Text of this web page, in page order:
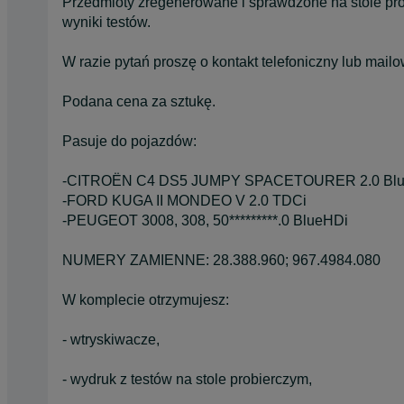
wyniki testów.
W razie pytań proszę o kontakt telefoniczny lub
Podana cena za sztukę.
Pasuje do pojazdów:
-CITROËN C4 DS5 JUMPY SPACETOURER 2.0
-FORD KUGA II MONDEO V 2.0 TDCi
-PEUGEOT 3008, 308, 50*********.0 BlueHDi
NUMERY ZAMIENNE: 28.388.960; 967.4984.080
W komplecie otrzymujesz:
- wtryskiwacze,
- wydruk z testów na stole probierczym,